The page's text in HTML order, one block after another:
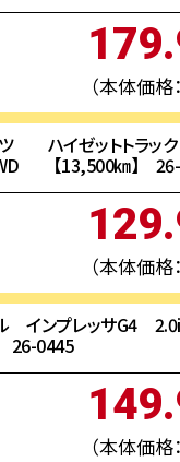
（本体価格
ツ ハイゼットトラ
【13,500㎞】
（本体価格
インプレッサG4
26-0445
（本体価格